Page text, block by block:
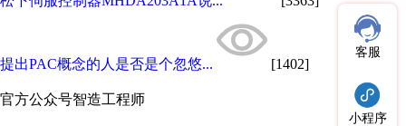
提出PAC概念的人是否是个忽悠... [1402]
官方公众号智造工程师
客服
小程序